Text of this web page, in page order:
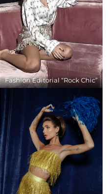
Fashion Editorial “Rock Chic”